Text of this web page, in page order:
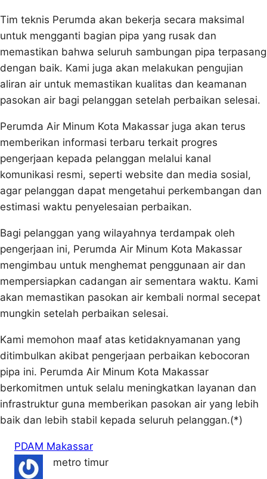
Tim teknis Perumda akan bekerja secara maksimal
untuk mengganti bagian pipa yang rusak dan
memastikan bahwa seluruh sambungan pipa terpasang
dengan baik. Kami juga akan melakukan pengujian
aliran air untuk memastikan kualitas dan keamanan
pasokan air bagi pelanggan setelah perbaikan selesai.
Perumda Air Minum Kota Makassar juga akan terus
memberikan informasi terbaru terkait progres
pengerjaan kepada pelanggan melalui kanal
komunikasi resmi, seperti website dan media sosial,
agar pelanggan dapat mengetahui perkembangan dan
estimasi waktu penyelesaian perbaikan.
Bagi pelanggan yang wilayahnya terdampak oleh
pengerjaan ini, Perumda Air Minum Kota Makassar
mengimbau untuk menghemat penggunaan air dan
mempersiapkan cadangan air sementara waktu. Kami
akan memastikan pasokan air kembali normal secepat
mungkin setelah perbaikan selesai.
Kami memohon maaf atas ketidaknyamanan yang
ditimbulkan akibat pengerjaan perbaikan kebocoran
pipa ini. Perumda Air Minum Kota Makassar
berkomitmen untuk selalu meningkatkan layanan dan
infrastruktur guna memberikan pasokan air yang lebih
baik dan lebih stabil kepada seluruh pelanggan.(*)
PDAM Makassar
metro timur